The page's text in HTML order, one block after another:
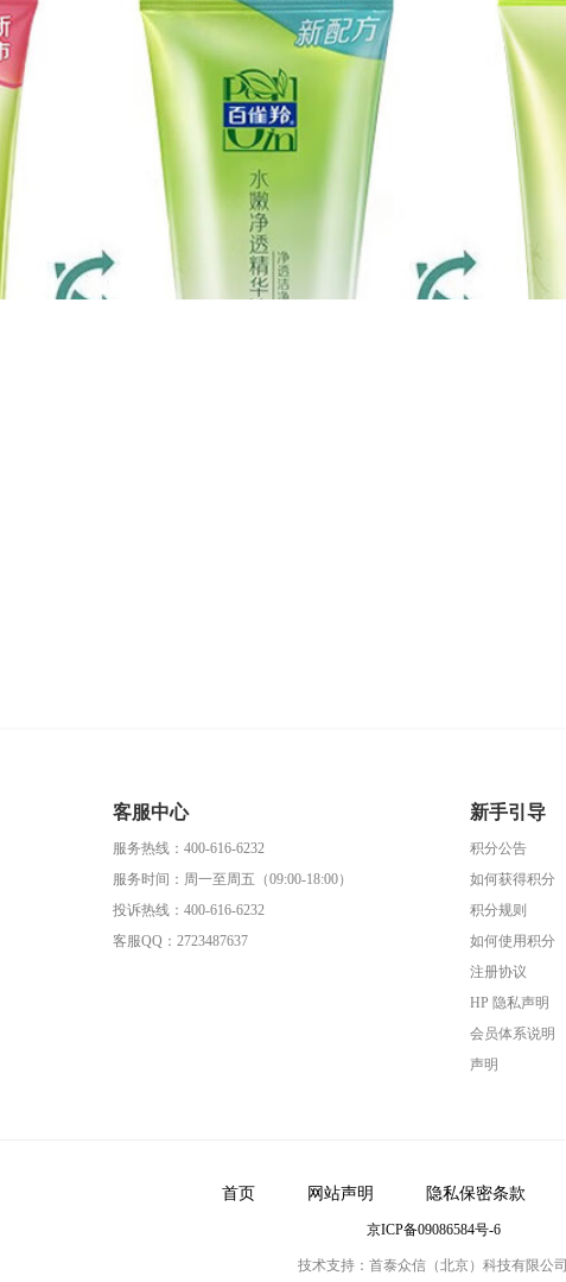
客服中心
服务热线：400-616-6232
服务时间：周一至周五（09:00-18:00）
投诉热线：400-616-6232
客服QQ：2723487637
新手引导
积分公告
如何获得积分
积分规则
如何使用积分
注册协议
HP 隐私声明
会员体系说明
声明
首页 网站声明 隐私保密条款
京ICP备09086584号-6
技术支持：首泰众信（北京）科技有限公司